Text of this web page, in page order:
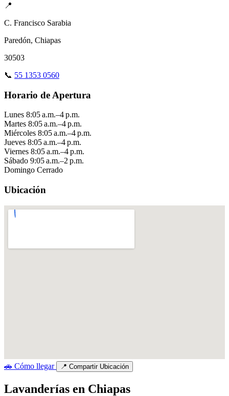
📍
C. Francisco Sarabia
Paredón, Chiapas
30503
📞 55 1353 0560
Horario de Apertura
Lunes 8:05 a.m.–4 p.m.
Martes 8:05 a.m.–4 p.m.
Miércoles 8:05 a.m.–4 p.m.
Jueves 8:05 a.m.–4 p.m.
Viernes 8:05 a.m.–4 p.m.
Sábado 9:05 a.m.–2 p.m.
Domingo Cerrado
Ubicación
🚗 Cómo llegar 📍 Compartir Ubicación
Lavanderías en Chiapas